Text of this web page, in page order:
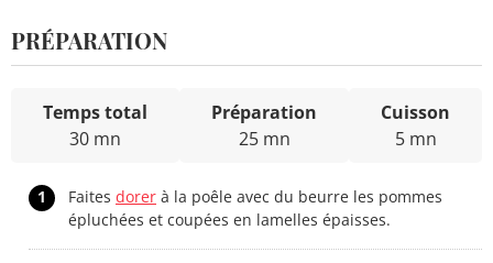
PRÉPARATION
Temps total
30 mn
Préparation
25 mn
Cuisson
5 mn
1 Faites dorer à la poêle avec du beurre les pommes
épluchées et coupées en lamelles épaisses.